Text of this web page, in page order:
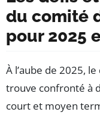
du comité
pour 2025
À l’aube de 2025,
trouve confronté à
court et moyen